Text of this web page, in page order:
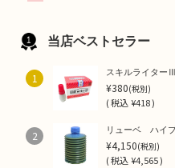
当店ベストセラー
1 スキルライタ
¥380(税別)
(税込¥418 )
2 リューベ ハイ
¥4,150(税別)
(税込¥4,565 )